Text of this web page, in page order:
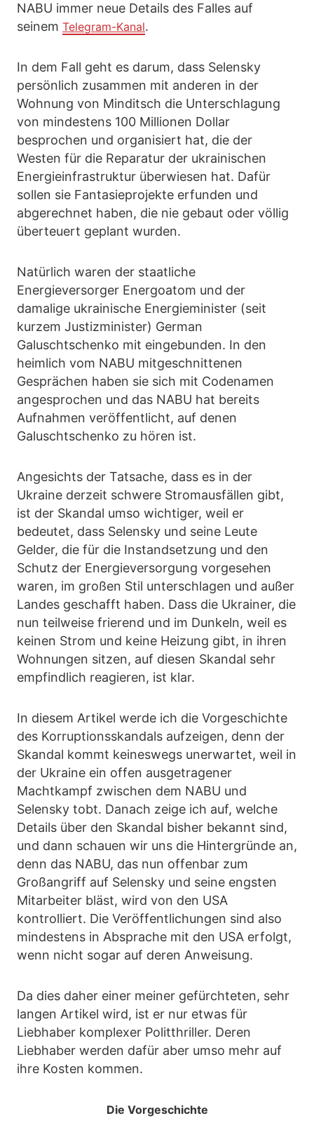
NABU immer neue Details des Falles auf
seinem Telegram-Kanal.
In dem Fall geht es darum, dass Selensky
persönlich zusammen mit anderen in der
Wohnung von Minditsch die Unterschlagung
von mindestens 100 Millionen Dollar
besprochen und organisiert hat, die der
Westen für die Reparatur der ukrainischen
Energieinfrastruktur überwiesen hat. Dafür
sollen sie Fantasieprojekte erfunden und
abgerechnet haben, die nie gebaut oder völlig
überteuert geplant wurden.
Natürlich waren der staatliche
Energieversorger Energoatom und der
damalige ukrainische Energieminister (seit
kurzem Justizminister) German
Galuschtschenko mit eingebunden. In den
heimlich vom NABU mitgeschnittenen
Gesprächen haben sie sich mit Codenamen
angesprochen und das NABU hat bereits
Aufnahmen veröffentlicht, auf denen
Galuschtschenko zu hören ist.
Angesichts der Tatsache, dass es in der
Ukraine derzeit schwere Stromausfällen gibt,
ist der Skandal umso wichtiger, weil er
bedeutet, dass Selensky und seine Leute
Gelder, die für die Instandsetzung und den
Schutz der Energieversorgung vorgesehen
waren, im großen Stil unterschlagen und außer
Landes geschafft haben. Dass die Ukrainer, die
nun teilweise frierend und im Dunkeln, weil es
keinen Strom und keine Heizung gibt, in ihren
Wohnungen sitzen, auf diesen Skandal sehr
empfindlich reagieren, ist klar.
In diesem Artikel werde ich die Vorgeschichte
des Korruptionsskandals aufzeigen, denn der
Skandal kommt keineswegs unerwartet, weil in
der Ukraine ein offen ausgetragener
Machtkampf zwischen dem NABU und
Selensky tobt. Danach zeige ich auf, welche
Details über den Skandal bisher bekannt sind,
und dann schauen wir uns die Hintergründe an,
denn das NABU, das nun offenbar zum
Großangriff auf Selensky und seine engsten
Mitarbeiter bläst, wird von den USA
kontrolliert. Die Veröffentlichungen sind also
mindestens in Absprache mit den USA erfolgt,
wenn nicht sogar auf deren Anweisung.
Da dies daher einer meiner gefürchteten, sehr
langen Artikel wird, ist er nur etwas für
Liebhaber komplexer Politthriller. Deren
Liebhaber werden dafür aber umso mehr auf
ihre Kosten kommen.
Die Vorgeschichte